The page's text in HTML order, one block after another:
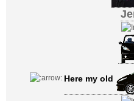
Here my old